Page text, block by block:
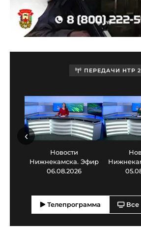
ПЕРЕДАЧИ НТР
Новости
Нижнекамска. Эфир
06.08.2026
‹
Телепрограмма Все